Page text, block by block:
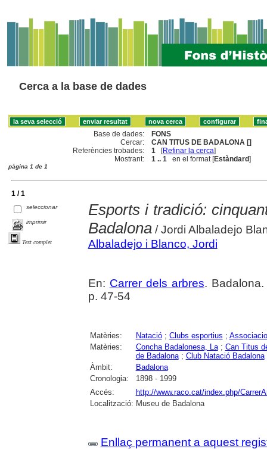
Cerca a la base de dades
Base de dades:
FONS
Cercar:
CAN TITUS DE BADALONA []
Referències trobades:
1 [Refinar la cerca]
Mostrant:
1 .. 1 en el format [Estàndard]
pàgina 1 de 1
1 / 1
seleccionar
imprimir
Text complet
Esports i tradició:
Badalona/ Jordi Albaladejo
Albaladejo i Blanco, Jordi
En: Carrer dels arbres.
p. 47-54
Matèries: Natació; Clubs esportius ;
Matèries:
Concha Badalonesa, La; Can Titus
de Badalona; Club Natació Badalona
Àmbit:
Badalona
Cronologia:
1898 - 1999
Accés:
http://www.raco.cat/index.php/
Localització: Museu de Badalona
Enllaç permanent a aquest